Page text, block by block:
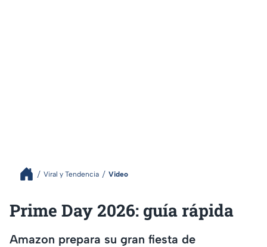
Viral y Tendencia Video
Prime Day 2026: guía rápida
Amazon prepara su gran fiesta de